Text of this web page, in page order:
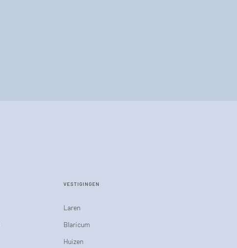
VESTIGINGEN
Laren
Blaricum
Huizen